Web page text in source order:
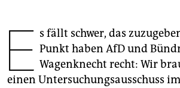
genossenschaft
epaper login
E s fällt schwer, das
Punkt haben AfD und
Wagenknecht recht: Wir
einen Untersuchungsausschuss